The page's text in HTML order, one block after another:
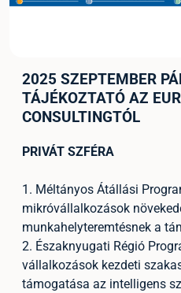
2025 SZEPTEMBER
TÁJÉKOZTATÓ AZ
CONSULTINGTÓL
PRIVÁT SZFÉRA
1. Méltányos Átállási
mikróvállalkozások
munkahelyteremtésnek a
2. Északnyugati Régió
vállalkozások kezdeti
támogatása az intelligens